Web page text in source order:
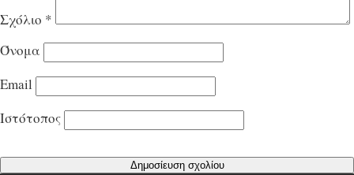
Σχόλιο *
Όνομα
Email
Ιστότοπος